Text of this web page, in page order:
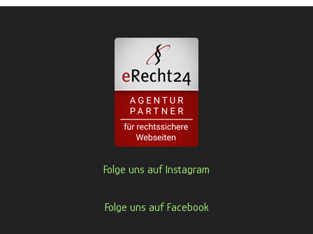
Folge uns auf Instagram
Folge uns auf Facebook